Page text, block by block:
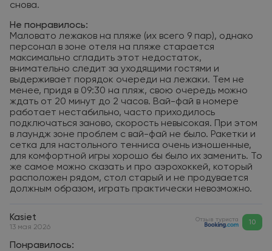
снова.
Не понравилось:
Маловато лежаков на пляже (их всего 9 пар), однако
персонал в зоне отеля на пляже старается
максимально сгладить этот недостаток,
внимательно следит за уходящими гостями и
выдерживает порядок очереди на лежаки. Тем не
менее, придя в 09:30 на пляж, свою очередь можно
ждать от 20 минут до 2 часов. Вай-фай в номере
работает нестабильно, часто приходилось
подключаться заново, скорость невысокая. При этом
в лаундж зоне проблем с вай-фай не было. Ракетки и
сетка для настольного тенниса очень изношенные,
для комфортной игры хорошо бы было их заменить. То
же самое можно сказать и про аэрохоккей, который
расположен рядом, стол старый и не продувается
должным образом, играть практически невозможно.
Kasiet
13 мая 2026
Отзыв туриста 10
Понравилось: